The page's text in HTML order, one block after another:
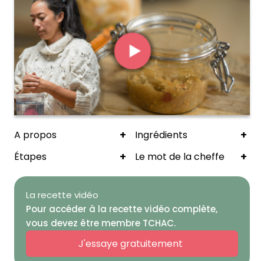
A propos + Ingrédients +
Étapes + Le mot de la cheffe +
La recette vidéo
Pour accéder à la recette vidéo complète,
vous devez être membre TCHAC.
J'essaye gratuitement